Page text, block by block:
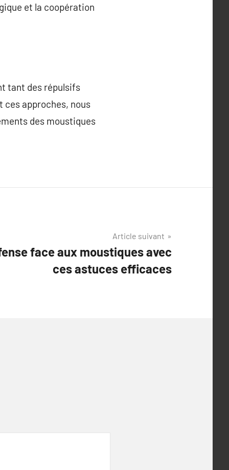
et la coopération
tant des répulsifs
ces approches, nous
des moustiques
Article suivant
face aux moustiques avec
ces astuces efficaces